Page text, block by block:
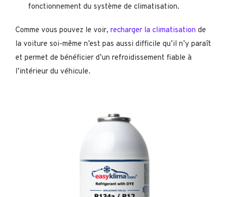
fonctionnement du système de climatisation.
Comme vous pouvez le voir, recharger la climatisation de
la voiture soi-même n’est pas aussi difficile qu’il n’y paraît
et permet de bénéficier d’un refroidissement fiable à
l’intérieur du véhicule.